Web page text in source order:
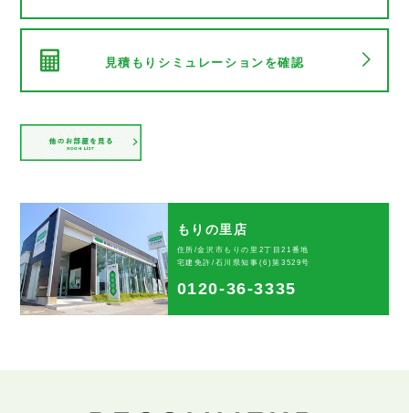
見積もりシミュレーションを確認
もりの里店
住所/金沢市もりの里2丁目21番地
宅建免許/石川県知事(6)第3529号
0120-36-3335